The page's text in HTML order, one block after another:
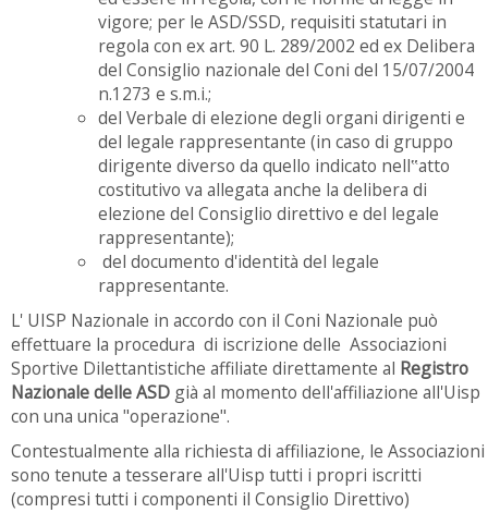
vigore; per le ASD/SSD, requisiti statutari in
regola con ex art. 90 L. 289/2002 ed ex Delibera
del Consiglio nazionale del Coni del 15/07/2004
n.1273 e s.m.i.;
del Verbale di elezione degli organi dirigenti e
del legale rappresentante (in caso di gruppo
dirigente diverso da quello indicato nell‟atto
costitutivo va allegata anche la delibera di
elezione del Consiglio direttivo e del legale
rappresentante);
del documento d'identità del legale
rappresentante.
L' UISP Nazionale in accordo con il Coni Nazionale può
effettuare la procedura di iscrizione delle Associazioni
Sportive Dilettantistiche affiliate direttamente al Registro
Nazionale delle ASD già al momento dell'affiliazione all'Uisp
con una unica "operazione".
Contestualmente alla richiesta di affiliazione, le Associazioni
sono tenute a tesserare all'Uisp tutti i propri iscritti
(compresi tutti i componenti il Consiglio Direttivo)